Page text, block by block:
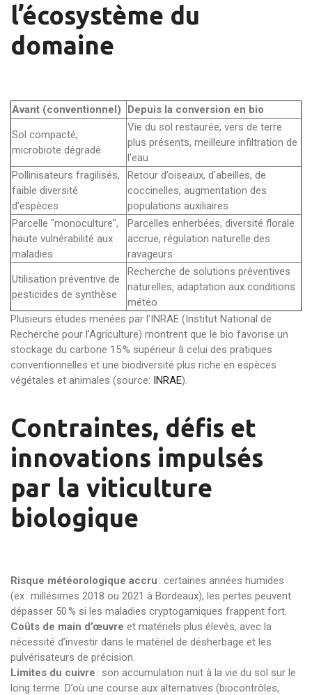
l’écosystème du
domaine
Avant (conventionnel)
Depuis la conversion en bio
Sol compacté,
microbiote dégradé
Vie du sol restaurée, vers de terre
plus présents, meilleure infiltration de
l’eau
Pollinisateurs fragilisés,
faible diversité
d’espèces
Retour d’oiseaux, d’abeilles, de
coccinelles, augmentation des
populations auxiliaires
Parcelle "monoculture",
haute vulnérabilité aux
maladies
Parcelles enherbées, diversité florale
accrue, régulation naturelle des
ravageurs
Utilisation préventive de
pesticides de synthèse
Recherche de solutions préventives
naturelles, adaptation aux conditions
météo
Plusieurs études menées par l’INRAE (Institut National de
Recherche pour l’Agriculture) montrent que le bio favorise un
stockage du carbone 15 % supérieur à celui des pratiques
conventionnelles et une biodiversité plus riche en espèces
végétales et animales (source: INRAE).
Contraintes, défis et
innovations impulsés
par la viticulture
biologique
Risque météorologique accru : certaines années humides
(ex : millésimes 2018 ou 2021 à Bordeaux), les pertes peuvent
dépasser 50 % si les maladies cryptogamiques frappent fort.
Coûts de main d’œuvre et matériels plus élevés, avec la
nécessité d’investir dans le matériel de désherbage et les
pulvérisateurs de précision.
Limites du cuivre : son accumulation nuit à la vie du sol sur le
long terme. D’où une course aux alternatives (biocontrôles,